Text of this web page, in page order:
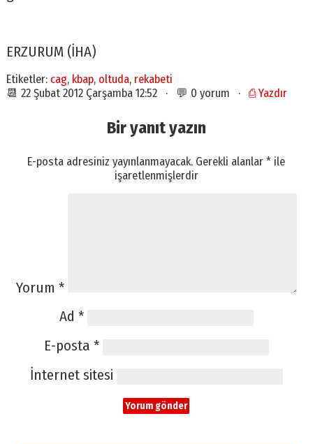
ERZURUM (İHA)
Etiketler: cag, kbap, oltuda, rekabeti
📆 22 Şubat 2012 Çarşamba 12:52 · 💬 0 yorum · ⎙ Yazdır
Bir yanıt yazın
E-posta adresiniz yayınlanmayacak. Gerekli alanlar* ile
işaretlenmişlerdir
Yorum *
Ad *
E-posta *
İnternet sitesi